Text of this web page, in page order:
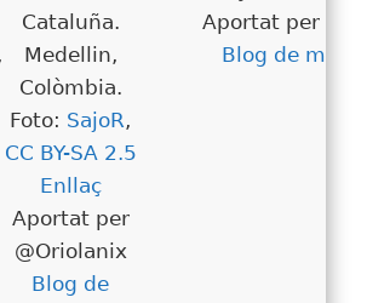
Cataluña.
Medellin,
Colòmbia.
Foto: SajoR,
CC BY-SA 2.5
Enllaç
Aportat per
@Oriolanix
Blog de
Aportat per
Blog de